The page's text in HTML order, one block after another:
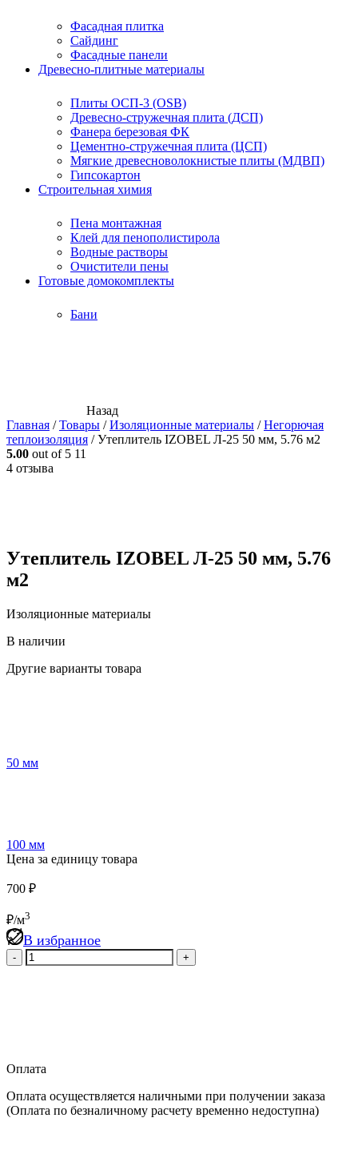
Фасадная плитка
Сайдинг
Фасадные панели
Древесно-плитные материалы
Плиты ОСП-3 (OSB)
Древесно-стружечная плита (ДСП)
Фанера березовая ФК
Цементно-стружечная плита (ЦСП)
Мягкие древесноволокнистые плиты (МДВП)
Гипсокартон
Строительная химия
Пена монтажная
Клей для пенополистирола
Водные растворы
Очистители пены
Готовые домокомплекты
Бани
Назад
Главная /Товары /Изоляционные материалы /Негорючая
теплоизоляция /Утеплитель IZOBEL Л-25 50 мм, 5.76 м2
5.00 out of 5 11
4 отзыва
Утеплитель IZOBEL Л-25 50 мм, 5.76
м2
Изоляционные материалы
В наличии
Другие варианты товара
50 мм
100 мм
Цена за единицу товара
700 ₽
₽/м3
В избранное
Количество
товара
м2
Оплата
Оплата осуществляется наличными при получении заказа
(Оплата по безналичному расчету временно недоступна)